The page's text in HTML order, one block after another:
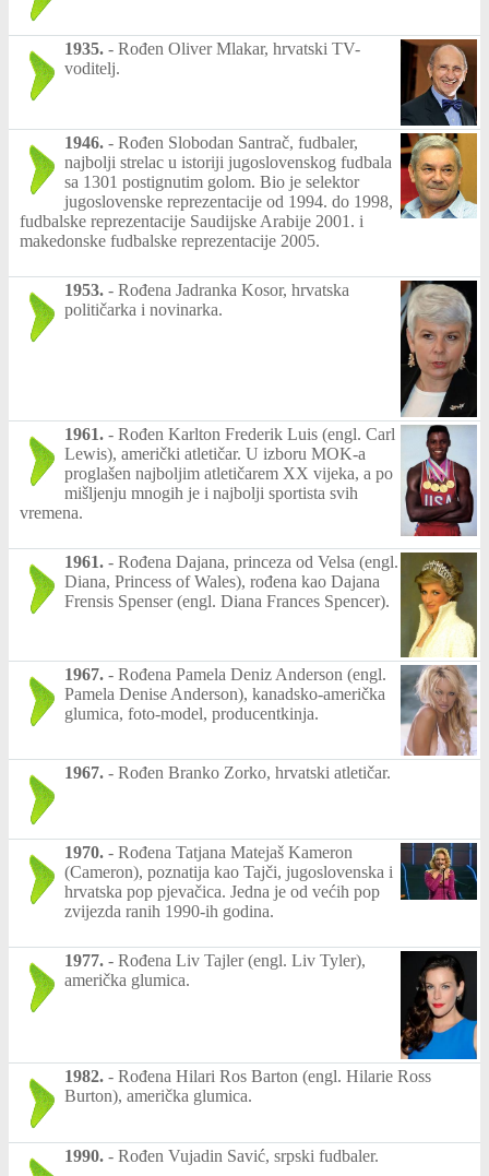
1935. - Rođen Oliver Mlakar, hrvatski TV-
voditelj.
1946. - Rođen Slobodan Santrač, fudbaler,
najbolji strelac u istoriji jugoslovenskog fudbala
sa 1301 postignutim golom. Bio je selektor
jugoslovenske reprezentacije od 1994. do 1998,
fudbalske reprezentacije Saudijske Arabije 2001. i
makedonske fudbalske reprezentacije 2005.
1953. - Rođena Jadranka Kosor, hrvatska
političarka i novinarka.
1961. - Rođen Karlton Frederik Luis (engl. Carl
Lewis), američki atletičar. U izboru MOK-a
proglašen najboljim atletičarem XX vijeka, a po
mišljenju mnogih je i najbolji sportista svih
vremena.
1961. - Rođena Dajana, princeza od Velsa (engl.
Diana, Princess of Wales), rođena kao Dajana
Frensis Spenser (engl. Diana Frances Spencer).
1967. - Rođena Pamela Deniz Anderson (engl.
Pamela Denise Anderson), kanadsko-američka
glumica, foto-model, producentkinja.
1967. - Rođen Branko Zorko, hrvatski atletičar.
1970. - Rođena Tatjana Matejaš Kameron
(Cameron), poznatija kao Tajči, jugoslovenska i
hrvatska pop pjevačica. Jedna je od većih pop
zvijezda ranih 1990-ih godina.
1977. - Rođena Liv Tajler (engl. Liv Tyler),
američka glumica.
1982. - Rođena Hilari Ros Barton (engl. Hilarie Ross
Burton), američka glumica.
1990. - Rođen Vujadin Savić, srpski fudbaler.